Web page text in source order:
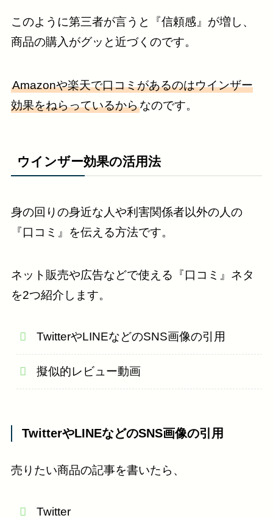
このように第三者が言うと『信頼感』が増し、
商品の購入がグッと近づくのです。
Amazonや楽天で口コミがあるのはウインザー
効果をねらっているからなのです。
ウインザー効果の活用法
身の回りの身近な人や利害関係者以外の人の
『口コミ』を伝える方法です。
ネット販売や広告などで使える『口コミ』ネタ
を2つ紹介します。
TwitterやLINEなどのSNS画像の引用
擬似的レビュー動画
TwitterやLINEなどのSNS画像の引用
売りたい商品の記事を書いたら、
Twitter